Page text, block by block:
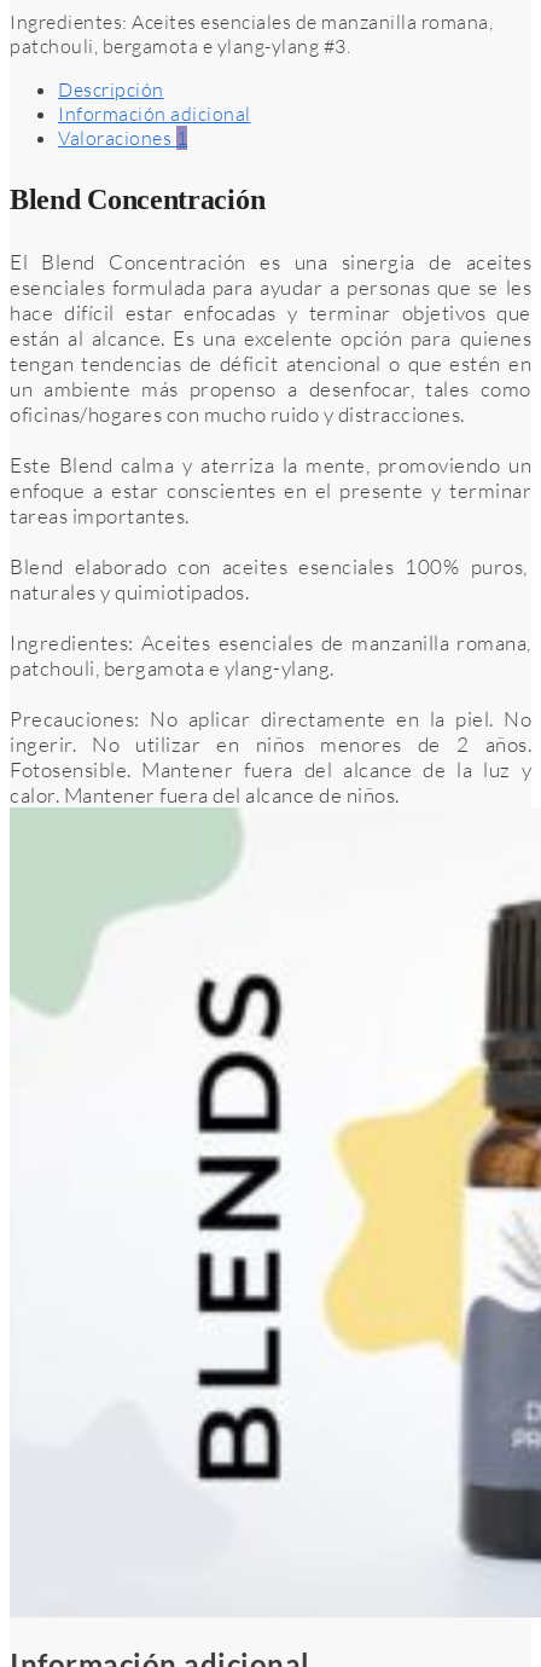
Ingredientes: Aceites esenciales de manzanilla romana,
patchouli, bergamota e ylang-ylang #3.
Descripción
Información adicional
Valoraciones 1
Blend Concentración
El Blend Concentración es una sinergia de aceites
esenciales formulada para ayudar a personas que se les
hace difícil estar enfocadas y terminar objetivos que
están al alcance. Es una excelente opción para quienes
tengan tendencias de déficit atencional o que estén en
un ambiente más propenso a desenfocar, tales como
oficinas/hogares con mucho ruido y distracciones.
Este Blend calma y aterriza la mente, promoviendo un
enfoque a estar conscientes en el presente y terminar
tareas importantes.
Blend elaborado con aceites esenciales 100% puros,
naturales y quimiotipados.
Ingredientes: Aceites esenciales de manzanilla romana,
patchouli, bergamota e ylang-ylang.
Precauciones: No aplicar directamente en la piel. No
ingerir. No utilizar en niños menores de 2 años.
Fotosensible. Mantener fuera del alcance de la luz y
calor. Mantener fuera del alcance de niños.